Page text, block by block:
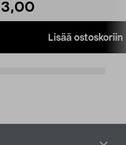
3,00
Lisää ostoskoriin